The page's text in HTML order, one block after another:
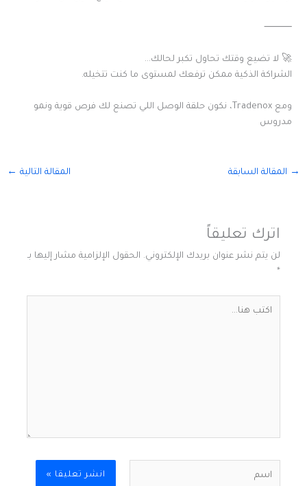
⸻
🚀 لا تضيع وقتك تحاول تكبر لحالك…
الشراكة الذكية ممكن ترفعك لمستوى ما كنت تتخيله.
ومع Tradenox، نكون حلقة الوصل اللي تصنع لك فرص قوية ونمو
مدروس
→ المقالة السابقة المقالة التالية ←
اترك تعليقاً
لن يتم نشر عنوان بريدك الإلكتروني. الحقول الإلزامية مشار إليها بـ
*